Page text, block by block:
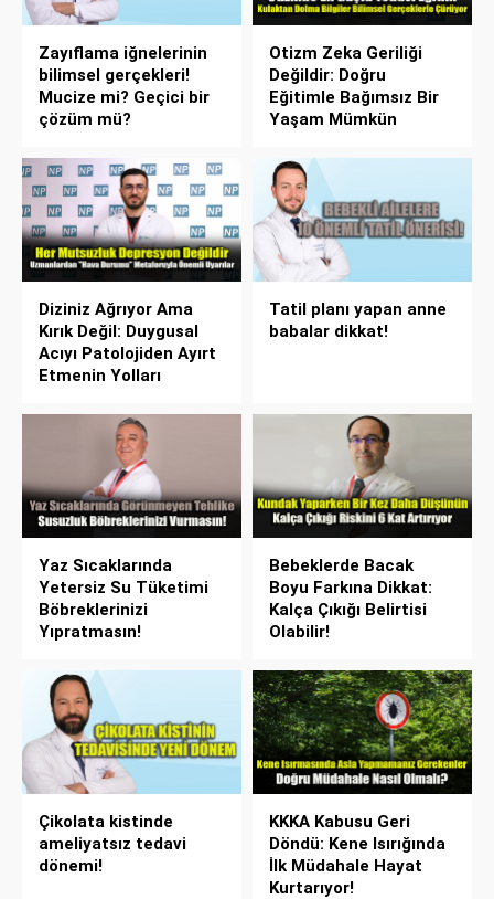
Zayıflama iğnelerinin
bilimsel gerçekleri!
Mucize mi? Geçici bir
çözüm mü?
Otizm Zeka Geriliği
Değildir: Doğru
Eğitimle Bağımsız Bir
Yaşam Mümkün
Diziniz Ağrıyor Ama
Kırık Değil: Duygusal
Acıyı Patolojiden Ayırt
Etmenin Yolları
Tatil planı yapan anne
babalar dikkat!
Yaz Sıcaklarında
Yetersiz Su Tüketimi
Böbreklerinizi
Yıpratmasın!
Bebeklerde Bacak
Boyu Farkına Dikkat:
Kalça Çıkığı Belirtisi
Olabilir!
Çikolata kistinde
ameliyatsız tedavi
dönemi!
KKKA Kabusu Geri
Döndü: Kene Isırığında
İlk Müdahale Hayat
Kurtarıyor!